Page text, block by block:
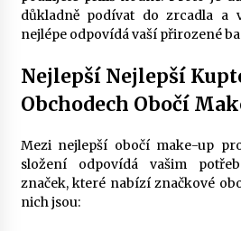
důkladně podívat do zrcadla a
nejlépe odpovídá vaší přirozené
Nejlepší Nejlepší
Obchodech Obočí
Mezi nejlepší obočí make-up
složení odpovídá vašim
značek, které nabízí značkové
nich jsou: